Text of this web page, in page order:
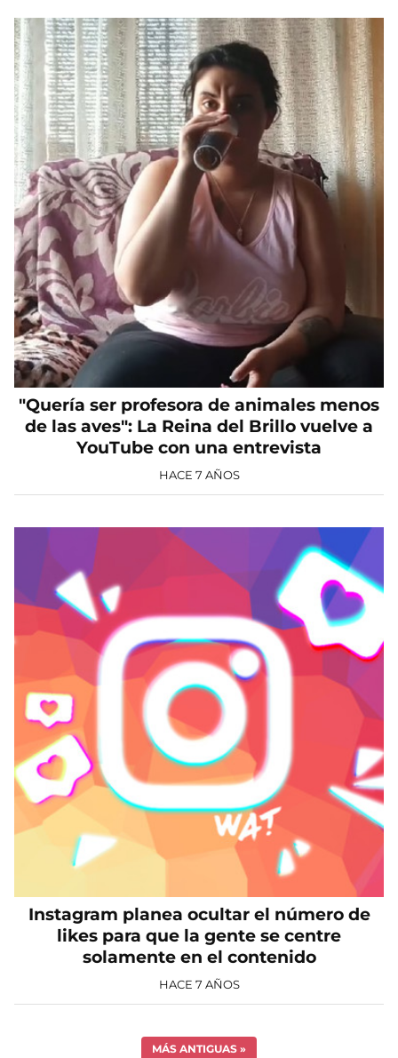
"Quería ser profesora de animales menos
de las aves": La Reina del Brillo vuelve a
YouTube con una entrevista
HACE 7 AÑOS
Instagram planea ocultar el número de
likes para que la gente se centre
solamente en el contenido
HACE 7 AÑOS
MÁS ANTIGUAS »